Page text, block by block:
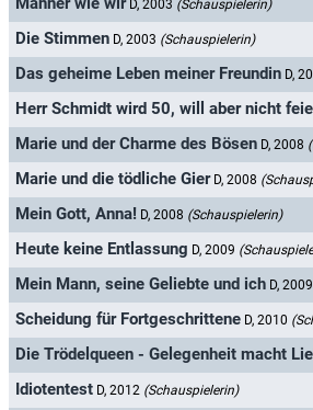
D, 2003 (Schauspielerin)
Die Stimmen D, 2003 (Schauspielerin)
Das geheime Leben meiner Freundin D,
Herr Schmidt wird 50, will aber nicht
Marie und der Charme des Bösen D, 2008
Marie und die tödliche Gier D, 2008
Mein Gott, Anna! D, 2008 (Schauspielerin)
Heute keine Entlassung D, 2009
Mein Mann, seine Geliebte und ich D, 2009
Scheidung für Fortgeschrittene D, 2010
Die Trödelqueen - Gelegenheit macht
Idiotentest D, 2012 (Schauspielerin)